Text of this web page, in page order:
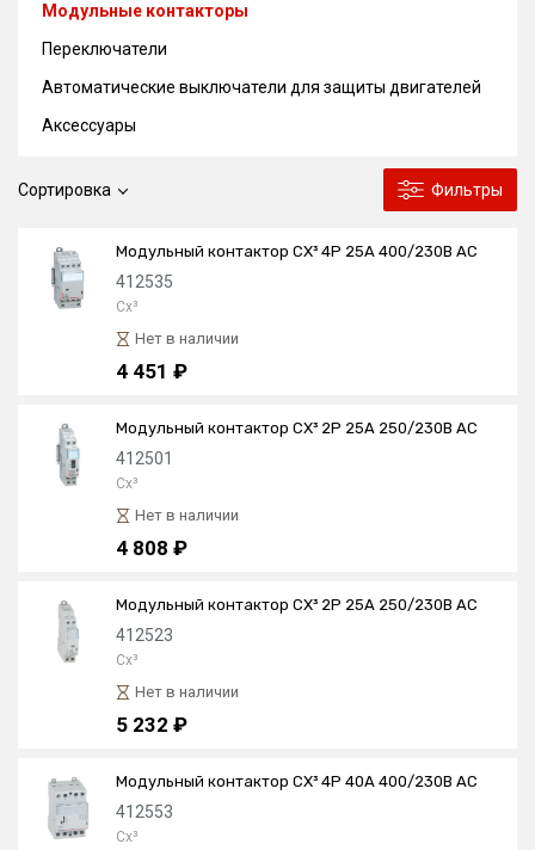
Сортировка Фильтры
Модульный контактор CX³ 4P 25А 400/230В AC
412535
Cx³
Нет в наличии
4 451 ₽
Модульный контактор CX³ 2P 25А 250/230В AC
412501
Cx³
Нет в наличии
4 808 ₽
Модульный контактор CX³ 2P 25А 250/230В AC
412523
Cx³
Нет в наличии
5 232 ₽
Модульный контактор CX³ 4P 40А 400/230В AC
412553
Cx³
Модульные контакторы
Переключатели
Автоматические выключатели для защиты двигателей
Аксессуары